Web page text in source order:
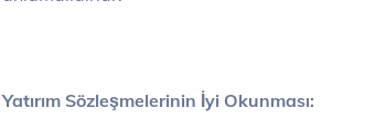
Yatırım Sözleşmelerinin İyi Okunması: